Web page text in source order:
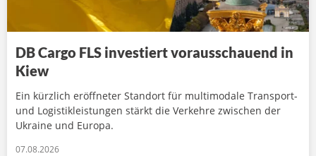
DB Cargo FLS investiert vorausschauend in
Kiew
Ein kürzlich eröffneter Standort für multimodale Transport-
und Logistikleistungen stärkt die Verkehre zwischen der
Ukraine und Europa.
07.08.2026